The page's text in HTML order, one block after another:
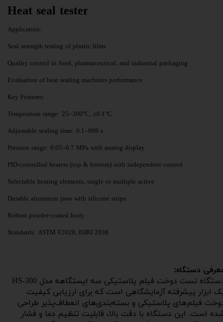
Heat seal tester
:Application
Seal strength testing of plastic films
Quality control in food, pharmaceutical, and industrial packaging
Evaluation of heat sealing machines performance
:Key Features
Temperature range: 25–300°C, ±0.1°C
Adjustable sealing time: 0.1–999 s
Pressure range: 0.05–0.7 MPa with analog display
PID-controlled heaters (top & bottom) with independent control
Selectable heating elements, single or multiple active
Durable aluminum jaws with silicone strips
Robust powder-coated body
Standards: ASTM F2029, ISIRI 2038
دستگاه:
دستگاه تست دوخت فیلم پلاستیکی سه ایستگاهه مدل HS-300
ابزار پیشرفته آزمایشگاهی است که برای ارزیابی کیفیت
فیلم‌های پلاستیکی و بسته‌بندی‌های انعطاف‌پذیر طراحی
است. این دستگاه با دقت بالا، قابلیت تنظیم دما و فشار